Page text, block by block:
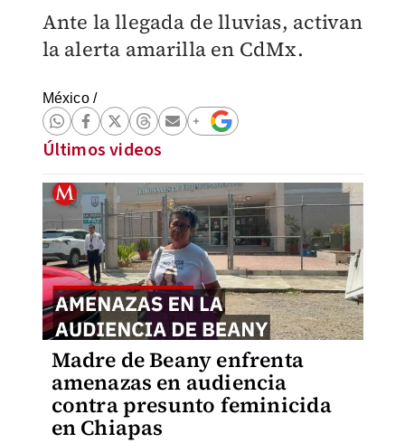
Ante la llegada de lluvias, activan
la alerta amarilla en CdMx.
México/
Últimos videos
Madre de Beany enfrenta
amenazas en audiencia
contra presunto feminicida
en Chiapas